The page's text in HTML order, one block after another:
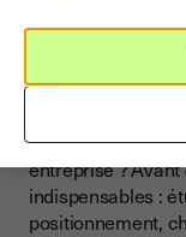
Vous avez une
entreprise ?
indispensables :
positionnement,